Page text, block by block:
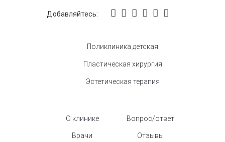
Добавляйтесь:
Поликлиника детская
Пластическая хирургия
Эстетическая терапия
О клинике
Врачи
Вопрос/ответ
Отзывы